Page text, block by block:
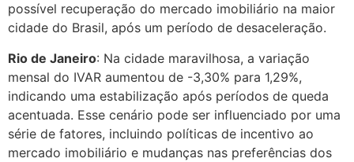
possível recuperação do mercado imobiliário na maior
cidade do Brasil, após um período de desaceleração.
Rio de Janeiro: Na cidade maravilhosa, a variação
mensal do IVAR aumentou de -3,30% para 1,29%,
indicando uma estabilização após períodos de queda
acentuada. Esse cenário pode ser influenciado por uma
série de fatores, incluindo políticas de incentivo ao
mercado imobiliário e mudanças nas preferências dos